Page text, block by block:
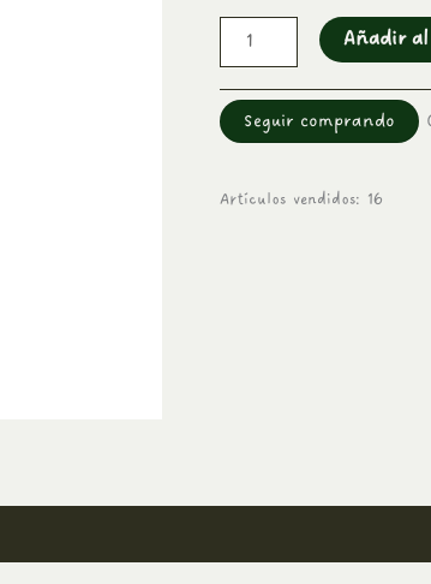
Añadir
Seguir comprando
Artículos vendidos: 16